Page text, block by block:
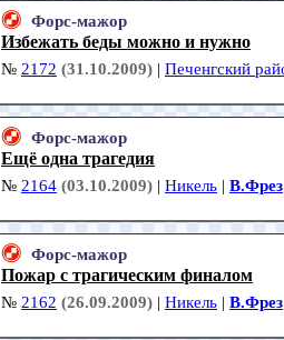
Форс-мажор
Избежать беды можно и нужно
№ 2172 (31.10.2009) | Печенгский
Форс-мажор
Ещё одна трагедия
№ 2164 (03.10.2009) | Никель | В.Фрез
Форс-мажор
Пожар с трагическим финалом
№ 2162 (26.09.2009) | Никель | В.Фрез